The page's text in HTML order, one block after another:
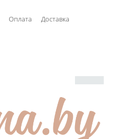
Оплата Доставка